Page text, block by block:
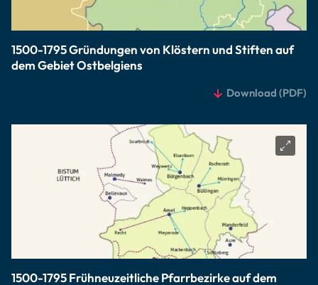
1500-1795 Gründungen von Klöstern und Stiften auf
dem Gebiet Ostbelgiens
Download (PDF)
1500-1795 Frühneuzeitliche Pfarrbezirke auf dem